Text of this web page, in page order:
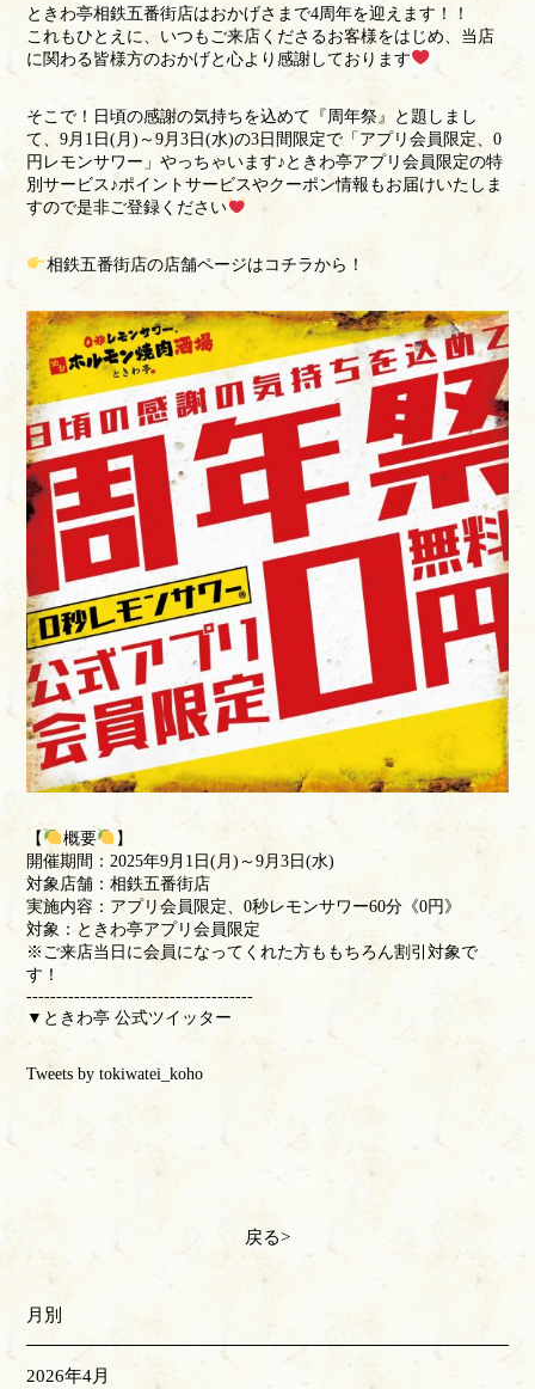
ときわ亭相鉄五番街店はおかげさまで4周年を迎えます！！
これもひとえに、いつもご来店くださるお客様をはじめ、当店
に関わる皆様方のおかげと心より感謝しております
そこで！日頃の感謝の気持ちを込めて『周年祭』と題しまし
て、9月1日(月)～9月3日(水)の3日間限定で「アプリ会員限定、0
円レモンサワー」やっちゃいます♪ときわ亭アプリ会員限定の特
別サービス♪ポイントサービスやクーポン情報もお届けいたしま
すので是非ご登録ください
相鉄五番街店の店舗ページはコチラから！
【 概要
】
開催期間：2025年9月1日(月)～9月3日(水)
対象店舗：相鉄五番街店
実施内容：アプリ会員限定、0秒レモンサワー60分《0円》
対象：ときわ亭アプリ会員限定
※ご来店当日に会員になってくれた方ももちろん割引対象で
す！
--------------------------------------
▼ときわ亭 公式ツイッター
Tweets by tokiwatei_koho
戻る
月別
2026年4月